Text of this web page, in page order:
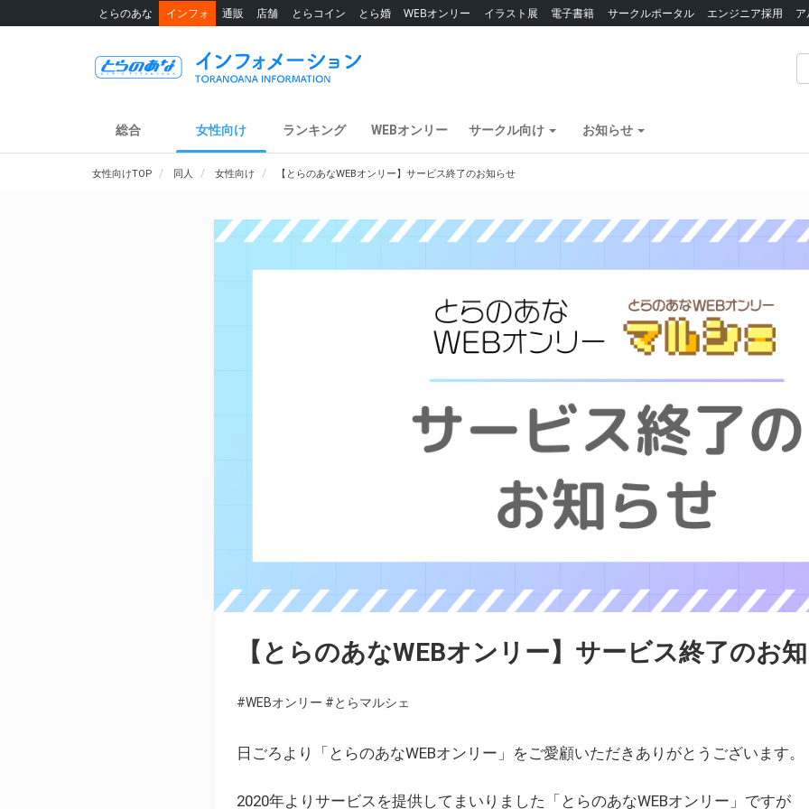
とらのあな インフォ 通販 店舗 とらコイン とら婚 WEBオンリー イラスト展 電子書籍 サークルポータル エンジニア採用
総合 女性向け ランキング WEBオンリー サークル向け お知らせ
女性向けTOP 同人 女性向け 【とらのあなWEBオンリー】サービス終了のお知らせ
【とらのあなWEBオンリー】サービス終了のお
#WEBオンリー #とらマルシェ
日ごろより「とらのあなWEBオンリー」をご愛顧いただきありがとうございます。
2020年よりサービスを提供してまいりました「とらのあなWEBオンリー」ですが